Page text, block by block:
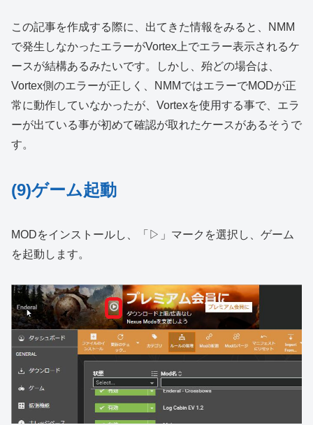
この記事を作成する際に、出てきた情報をみると、NMM
で発生しなかったエラーがVortex上でエラー表示されるケ
ースが結構あるみたいです。しかし、殆どの場合は、
Vortex側のエラーが正しく、NMMではエラーでMODが正
常に動作していなかったが、Vortexを使用する事で、エラ
ーが出ている事が初めて確認が取れたケースがあるそうで
す。
(9)ゲーム起動
MODをインストールし、「▷」マークを選択し、ゲーム
を起動します。